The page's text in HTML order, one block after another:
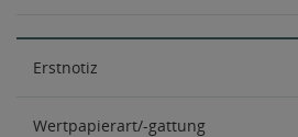
Erstnotiz
Wertpapierart/-gattung